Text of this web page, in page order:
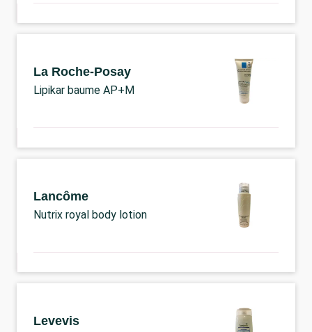
La Roche-Posay
Lipikar baume AP+M
Lancôme
Nutrix royal body lotion
Levevis